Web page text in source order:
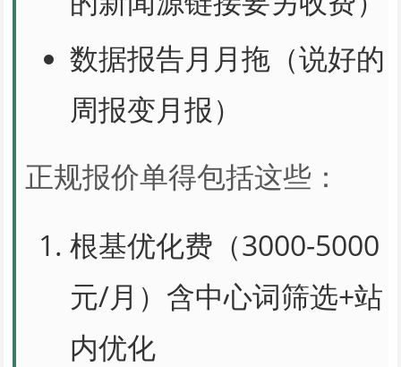
数据报告月月拖（说好的
周报变月报）
正规报价单得包括这些：
根基优化费（3000-5000
元/月）含中心词筛选+站
内优化